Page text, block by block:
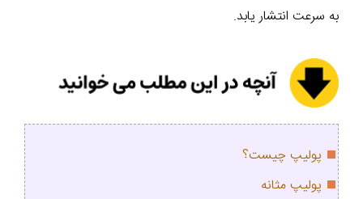
به سرعت انتشار یابد.
پولیپ چیست؟
پولیپ مثانه